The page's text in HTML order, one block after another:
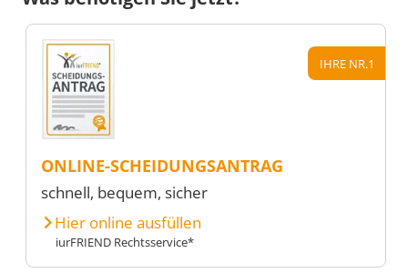
IHRE NR.1
ONLINE-SCHEIDUNGSANTRAG
schnell, bequem, sicher
Hier online ausfüllen
iurFRIEND Rechtsservice*